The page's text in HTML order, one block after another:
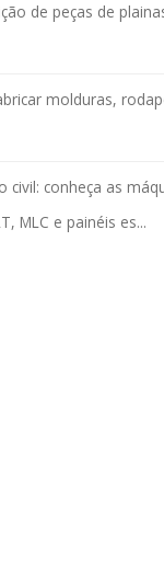
de peças de
molduras,
civil: conheça as
MLC e painéis es...